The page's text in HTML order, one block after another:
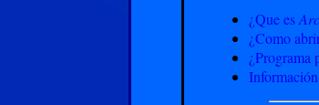
¿Que es
¿Como
¿Programa